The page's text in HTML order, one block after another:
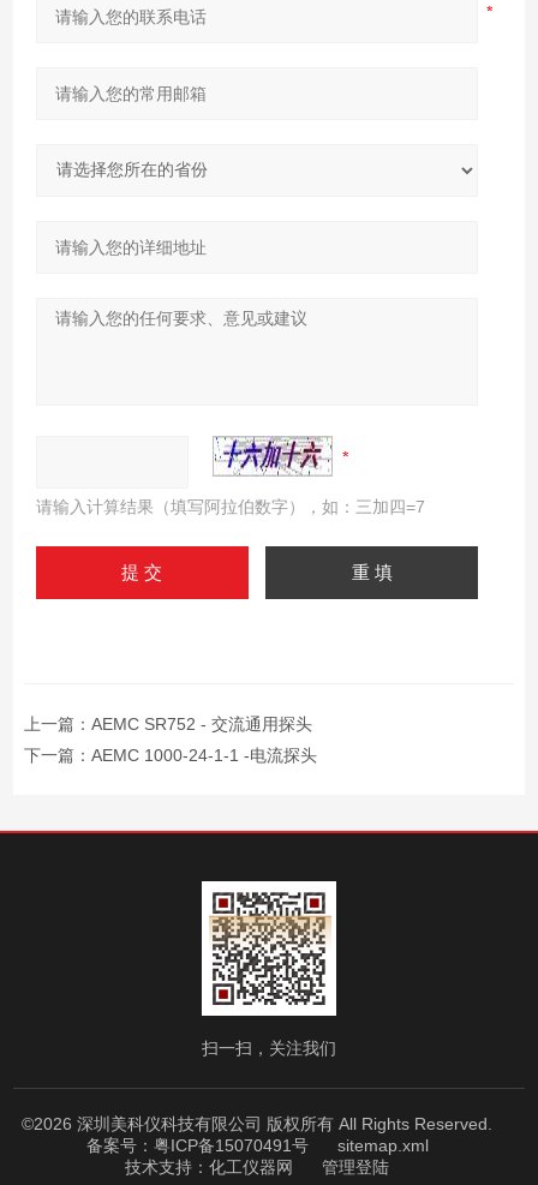
请输入计算结果（填写阿拉伯数字），如：三加四=7
上一篇： AEMC SR752 - 交流通用探头
下一篇： AEMC 1000-24-1-1 -电流探头
扫一扫，关注我们
©2026 深圳美科仪科技有限公司 版权所有 All Rights Reserved.
备案号：粤ICP备15070491号
sitemap.xml
技术支持： 化工仪器网 管理登陆